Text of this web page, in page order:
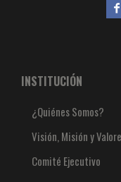
INSTITUCIÓN
¿Quiénes Somos?
Visión, Misión y
Comité Ejecutivo